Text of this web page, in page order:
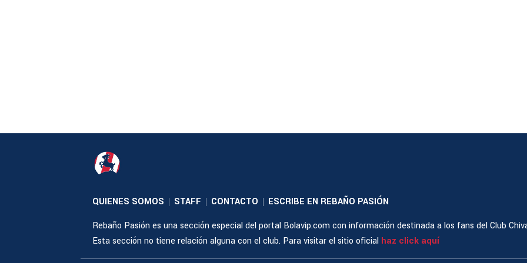
QUIENES SOMOS | STAFF | CONTACTO | ESCRIBE EN REBAÑO PASIÓN
Rebaño Pasión es una sección especial del portal Bolavip.com con información destinada a los fans del Club
Esta sección no tiene relación alguna con el club. Para visitar el sitio oficial haz click aquí